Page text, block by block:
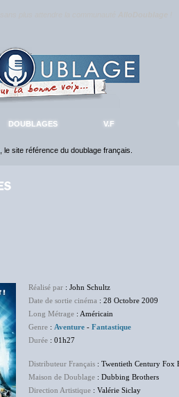
DOUBLAGES V.F
, le site référence du doublage français.
Réalisé par : John Schultz
Date de sortie cinéma : 28 Octobre 2009
Long Métrage : Américain
Genre : Aventure - Fantastique
Durée : 01h27
Distributeur Français : Twentieth Century Fox
Maison de Doublage : Dubbing Brothers
Direction Artistique : Valérie Siclay